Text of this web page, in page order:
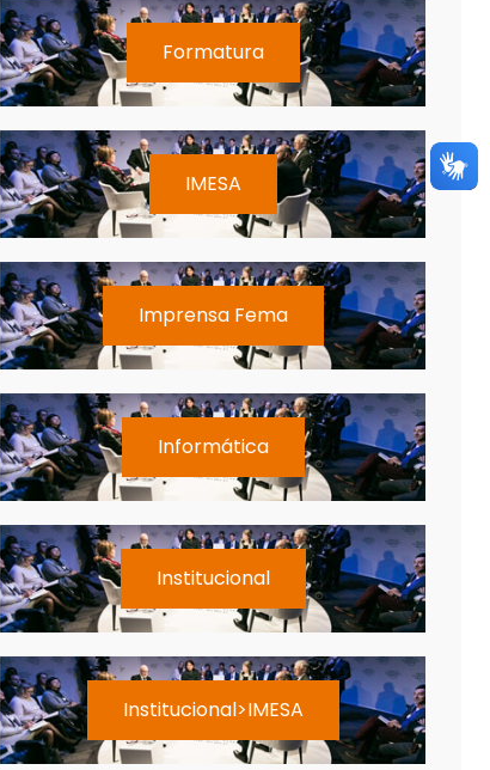
Formatura
IMESA
Imprensa Fema
Informática
Institucional
Institucional>IMESA